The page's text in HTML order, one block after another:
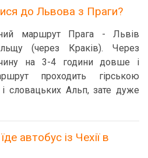
до Львова з Праги?
маршрут Прага - Львів
(через Краків). Через
на 3-4 години довше і
проходить гірською
і словацьких Альп, зате дуже
автобус із Чехії в